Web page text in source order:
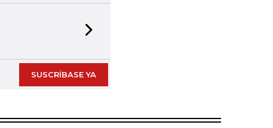
SUSCRÍBASE YA